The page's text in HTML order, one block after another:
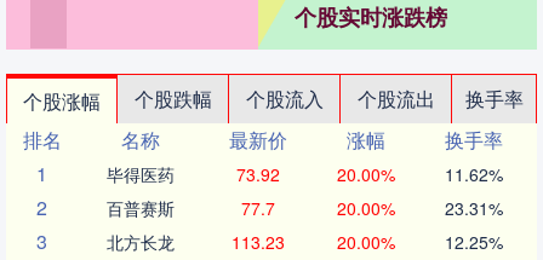
个股实时涨跌榜
个股涨幅 个股跌幅 个股流入 个股流出
换手率
排名
名称 最新价 涨幅
换手率
1
毕得医药 73.92 20.00% 11.62%
2 百普赛斯 77.7 20.00% 23.31%
3 北方长龙 113.23 20.00% 12.25%